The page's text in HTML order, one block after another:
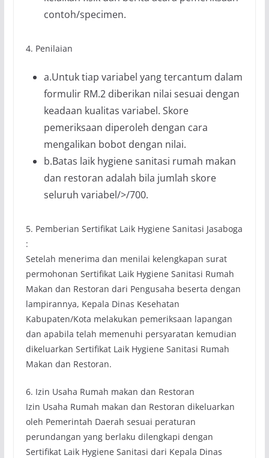
contoh/specimen.
4. Penilaian
a.Untuk tiap variabel yang tercantum dalam
formulir RM.2 diberikan nilai sesuai dengan
keadaan kualitas variabel. Skore
pemeriksaan diperoleh dengan cara
mengalikan bobot dengan nilai.
b.Batas laik hygiene sanitasi rumah makan
dan restoran adalah bila jumlah skore
seluruh variabel/>/700.
5. Pemberian Sertifikat Laik Hygiene Sanitasi Jasaboga
:
Setelah menerima dan menilai kelengkapan surat
permohonan Sertifikat Laik Hygiene Sanitasi Rumah
Makan dan Restoran dari Pengusaha beserta dengan
lampirannya, Kepala Dinas Kesehatan
Kabupaten/Kota melakukan pemeriksaan lapangan
dan apabila telah memenuhi persyaratan kemudian
dikeluarkan Sertifikat Laik Hygiene Sanitasi Rumah
Makan dan Restoran.
6. Izin Usaha Rumah makan dan Restoran
Izin Usaha Rumah makan dan Restoran dikeluarkan
oleh Pemerintah Daerah sesuai peraturan
perundangan yang berlaku dilengkapi dengan
Sertifikat Laik Hygiene Sanitasi dari Kepala Dinas